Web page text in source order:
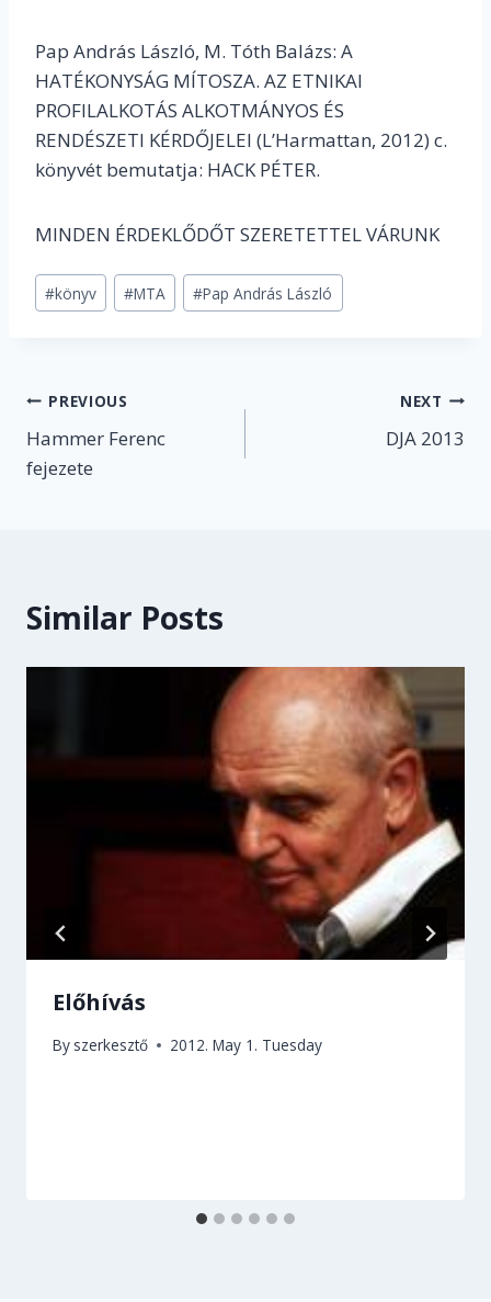
Pap András László, M. Tóth Balázs: A
HATÉKONYSÁG MÍTOSZA. AZ ETNIKAI
PROFILALKOTÁS ALKOTMÁNYOS ÉS
RENDÉSZETI KÉRDŐJELEI (L’Harmattan, 2012) c.
könyvét bemutatja: HACK PÉTER.
MINDEN ÉRDEKLŐDŐT SZERETETTEL VÁRUNK
Post
Tags:
#könyv #MTA #Pap András László
Post
navigation
PREVIOUS
Hammer Ferenc
fejezete
NEXT
DJA 2013
Similar Posts
Előhívás
By szerkesztő 2012. May 1. Tuesday